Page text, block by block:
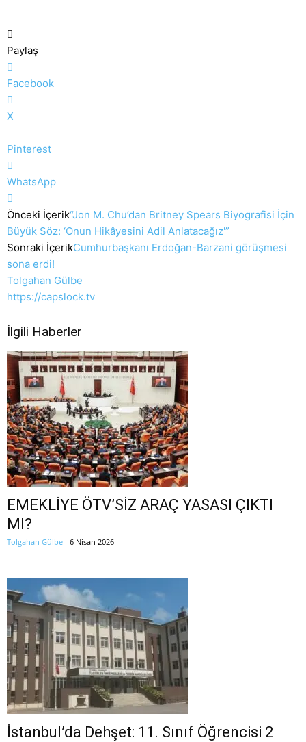
Paylaş
Facebook
X
Pinterest
WhatsApp
Önceki İçerik“Jon M. Chu’dan Britney Spears Biyografisi İçin
Büyük Söz: ‘Onun Hikâyesini Adil Anlatacağız'”
Sonraki İçerikCumhurbaşkanı Erdoğan-Barzani görüşmesi
sona erdi!
Tolgahan Gülbe
https://capslock.tv
İlgili Haberler
EMEKLİYE ÖTV’SİZ ARAÇ YASASI ÇIKTI
MI?
Tolgahan Gülbe - 6 Nisan 2026
İstanbul’da Dehşet: 11. Sınıf Öğrencisi 2